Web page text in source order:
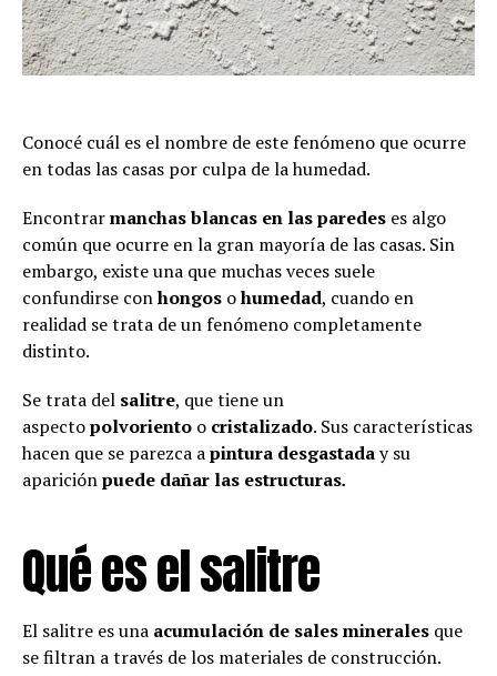
Conocé cuál es el nombre de este fenómeno que ocurre
en todas las casas por culpa de la humedad.
Encontrarmanchas blancas en las paredes es algo
común que ocurre en la gran mayoría de las casas. Sin
embargo, existe una que muchas veces suele
confundirse conhongos ohumedad, cuando en
realidad se trata de un fenómeno completamente
distinto.
Se trata del salitre, que tiene un
aspectopolvoriento o cristalizado. Sus características
hacen que se parezca apintura desgastaday su
apariciónpuede dañar las estructuras.
Qué es el salitre
El salitre es una acumulación de sales minerales que
se filtran a través de los materiales de construcción.